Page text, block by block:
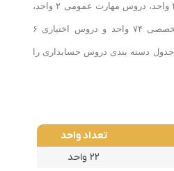
شوند. دروس عمومی شامل ۲۲ واحد، دروس مهارت عمومی ۲ واحد،
دروس پایه ۳۴ واحد، دروس تخصصی ۷۴ واحد و دروس اختیاری ۶
جدول دسته بندی دروس حسابداری را
تعداد واحد
۲۲ واحد